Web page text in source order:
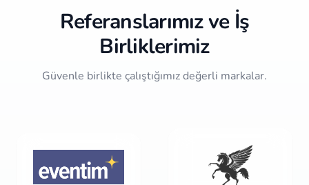
Referanslarımız ve İş
Birliklerimiz
Güvenle birlikte çalıştığımız değerli markalar.